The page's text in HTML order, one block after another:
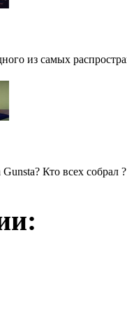
из самых
Кто всех собрал ?